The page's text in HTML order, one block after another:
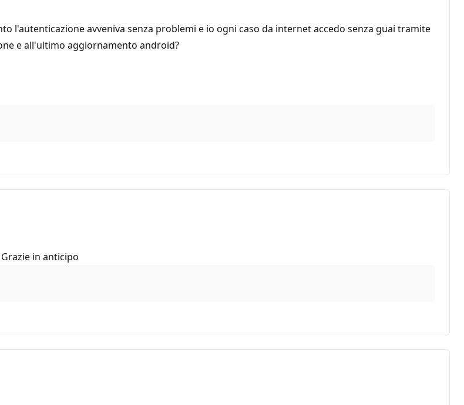
l'autenticazione avveniva senza problemi e io ogni caso da internet accedo senza guai tramite
e all'ultimo aggiornamento android?
in anticipo